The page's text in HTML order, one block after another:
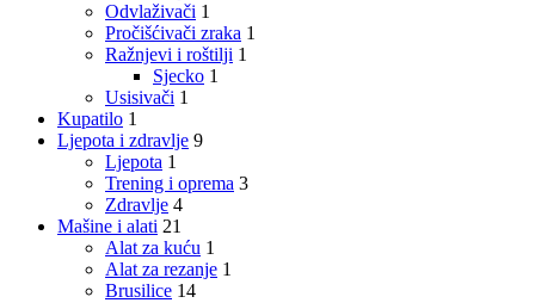
Odvlaživači 1
Pročišćivači zraka 1
Ražnjevi i roštilji 1
Sjecko 1
Usisivači 1
Kupatilo 1
Ljepota i zdravlje 9
Ljepota 1
Trening i oprema 3
Zdravlje 4
Mašine i alati 21
Alat za kuću 1
Alat za rezanje 1
Brusilice 14